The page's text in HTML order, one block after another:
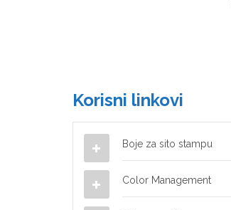
Korisni linkovi
Boje za sito stampu
Color Management